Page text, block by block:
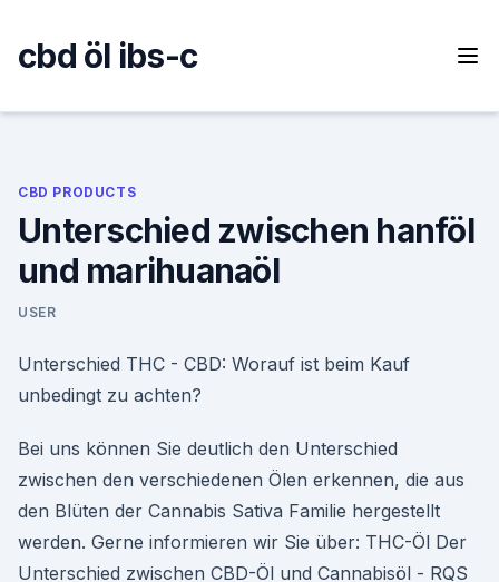
content
cbd öl ibs-c
CBD PRODUCTS
Unterschied zwischen hanföl
und marihuanaöl
USER
Unterschied THC - CBD: Worauf ist beim Kauf
unbedingt zu achten?
Bei uns können Sie deutlich den Unterschied
zwischen den verschiedenen Ölen erkennen, die aus
den Blüten der Cannabis Sativa Familie hergestellt
werden. Gerne informieren wir Sie über: THC-Öl Der
Unterschied zwischen CBD-Öl und Cannabisöl - RQS